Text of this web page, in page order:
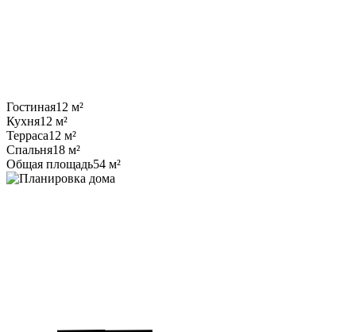
Гостиная12 м²
Кухня12 м²
Терраса12 м²
Спальня18 м²
Общая площадь54 м²